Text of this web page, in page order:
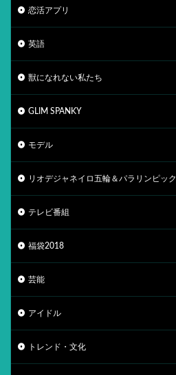
恋活アプリ
英語
獣になれない私たち
GLIM SPANKY
モデル
リオデジャネイロ五輪＆パラリンピック
テレビ番組
福袋2018
芸能
アイドル
トレンド・文化